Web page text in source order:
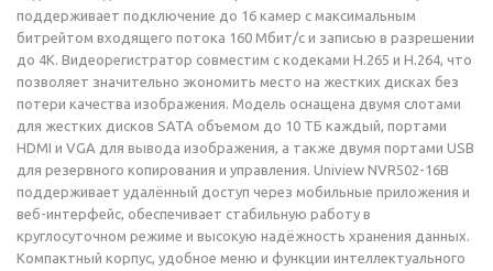
поддерживает подключение до 16 камер с максимальным
битрейтом входящего потока 160 Мбит/с и записью в разрешении
до 4K. Видеорегистратор совместим с кодеками H.265 и H.264, что
позволяет значительно экономить место на жестких дисках без
потери качества изображения. Модель оснащена двумя слотами
для жестких дисков SATA объемом до 10 ТБ каждый, портами
HDMI и VGA для вывода изображения, а также двумя портами USB
для резервного копирования и управления. Uniview NVR502-16B
поддерживает удалённый доступ через мобильные приложения и
веб-интерфейс, обеспечивает стабильную работу в
круглосуточном режиме и высокую надёжность хранения данных.
Компактный корпус, удобное меню и функции интеллектуального